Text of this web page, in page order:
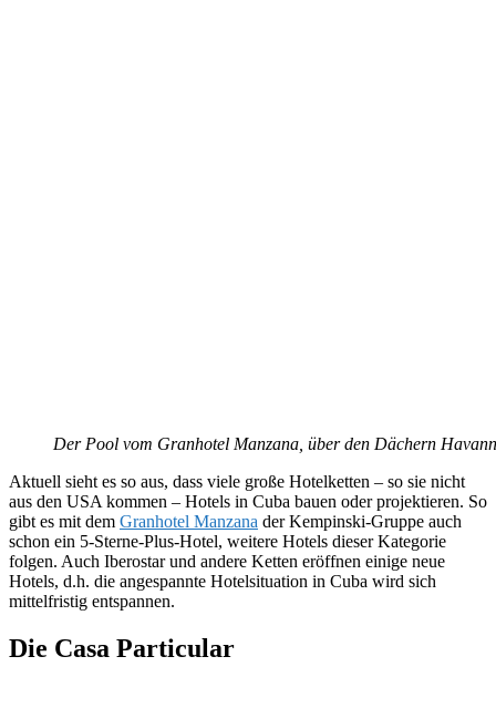
Der Pool vom Granhotel Manzana, über den Dächern
Aktuell sieht es so aus, dass viele große Hotelketten – so sie nicht
aus den USA kommen – Hotels in Cuba bauen oder projektieren. So
gibt es mit dem Granhotel Manzana der Kempinski-Gruppe auch
schon ein 5-Sterne-Plus-Hotel, weitere Hotels dieser Kategorie
folgen. Auch Iberostar und andere Ketten eröffnen einige neue
Hotels, d.h. die angespannte Hotelsituation in Cuba wird sich
mittelfristig entspannen.
Die Casa Particular